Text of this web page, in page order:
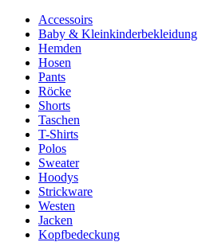
Accessoirs
Baby & Kleinkinderbekleidung
Hemden
Hosen
Pants
Röcke
Shorts
Taschen
T-Shirts
Polos
Sweater
Hoodys
Strickware
Westen
Jacken
Kopfbedeckung